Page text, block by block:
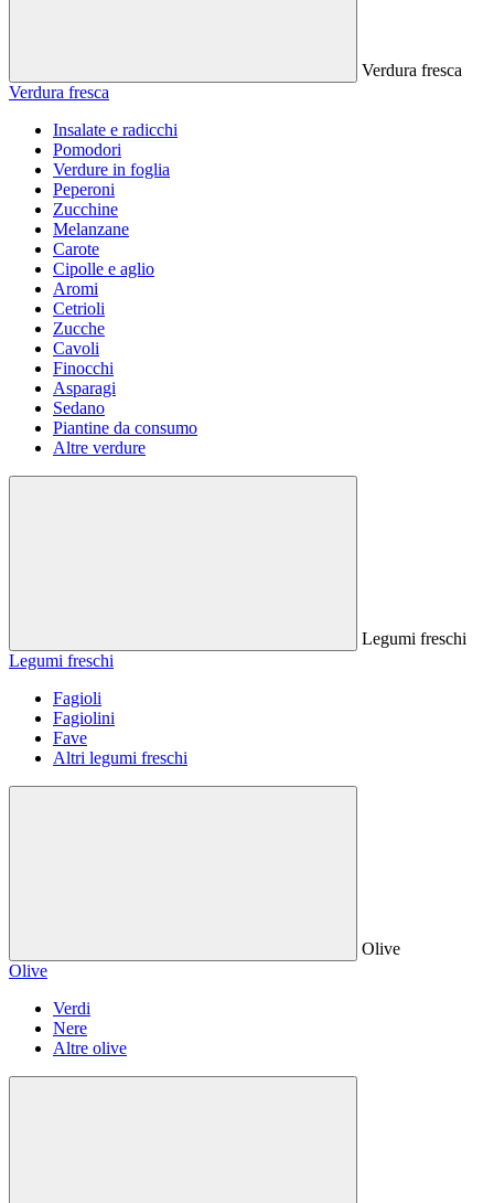
Verdura fresca
Verdura fresca
Insalate e radicchi
Pomodori
Verdure in foglia
Peperoni
Zucchine
Melanzane
Carote
Cipolle e aglio
Aromi
Cetrioli
Zucche
Cavoli
Finocchi
Asparagi
Sedano
Piantine da consumo
Altre verdure
Legumi freschi
Legumi freschi
Fagioli
Fagiolini
Fave
Altri legumi freschi
Olive
Olive
Verdi
Nere
Altre olive